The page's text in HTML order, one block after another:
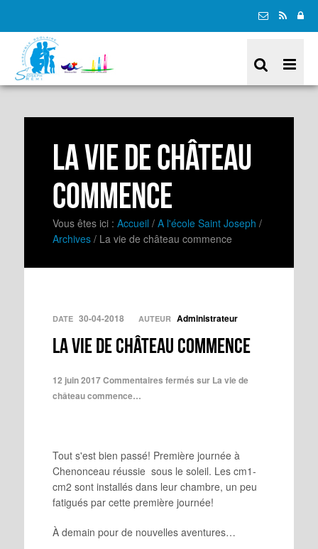
La vie de château
commence
Vous êtes ici : Accueil / A l'école Saint Joseph /
Archives / La vie de château commence
DATE 30-04-2018 AUTEUR Administrateur
La vie de château commence
12 juin 2017Commentaires fermés sur La vie de
château commence…
Tout s'est bien passé! Première journée à
Chenonceau réussie sous le soleil. Les cm1-
cm2 sont installés dans leur chambre, un peu
fatigués par cette première journée!
À demain pour de nouvelles aventures…